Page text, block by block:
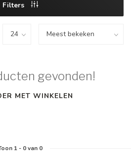
Filters
gevonden!
MET WINKELEN
1- 0van 0